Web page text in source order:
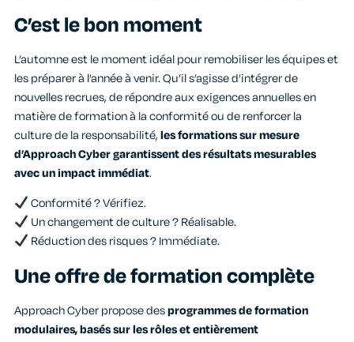
C’est le bon moment
L’automne est le moment idéal pour remobiliser les équipes et
les préparer à l’année à venir. Qu’il s’agisse d’intégrer de
nouvelles recrues, de répondre aux exigences annuelles en
matière de formation à la conformité ou de renforcer la
culture de la responsabilité,les formations sur mesure
d’Approach Cyber garantissent des résultats mesurables
avec un impact immédiat.
Conformité ? Vérifiez.
Un changement de culture ? Réalisable.
Réduction des risques ? Immédiate.
Une offre de formation complète
Approach Cyber propose desprogrammes de formation
modulaires, basés sur les rôles et entièrement